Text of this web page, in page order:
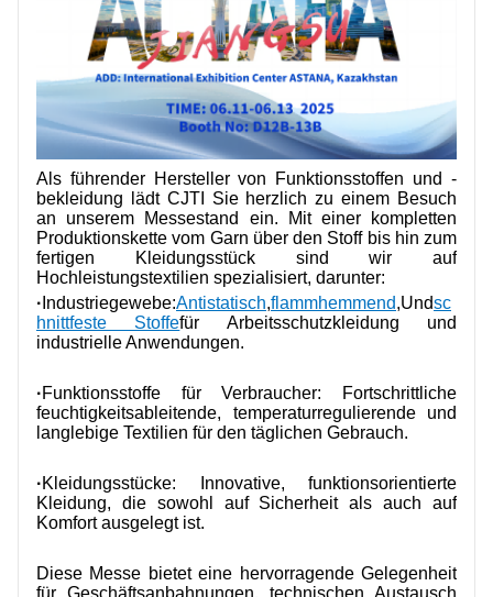
Als führender Hersteller von Funktionsstoffen und -
bekleidung lädt CJTI Sie herzlich zu einem Besuch
an unserem Messestand ein. Mit einer kompletten
Produktionskette vom Garn über den Stoff bis hin zum
fertigen Kleidungsstück sind wir auf
Hochleistungstextilien spezialisiert, darunter:
· Industriegewebe:Antistatisch,flammhemmend,Undsc
hnittfeste Stoffefür Arbeitsschutzkleidung und
industrielle Anwendungen.
·Funktionsstoffe für Verbraucher: Fortschrittliche
feuchtigkeitsableitende, temperaturregulierende und
langlebige Textilien für den täglichen Gebrauch.
·Kleidungsstücke: Innovative, funktionsorientierte
Kleidung, die sowohl auf Sicherheit als auch auf
Komfort ausgelegt ist.
Diese Messe bietet eine hervorragende Gelegenheit